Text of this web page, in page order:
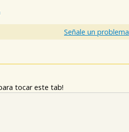
Señale un problema
tocar este tab!